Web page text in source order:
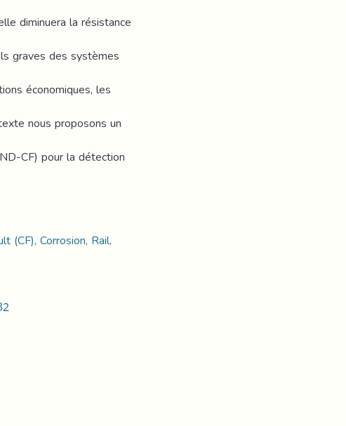
diminuera la résistance
graves des systèmes
économiques, les
nous proposons un
CF) pour la détection
(CF), Corrosion, Rail,